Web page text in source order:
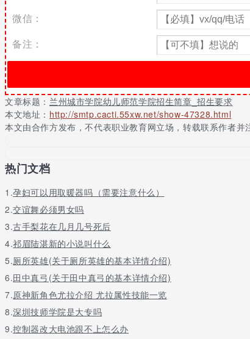
兰州城市学院幼儿师范学院师资力量
兰州城市学院幼师学院现有学生1000人，专任教师43人。其
学效果优良，先后获得“全国三八红旗集体”、“甘肃省巾帼文
兰州城市学院幼儿师范学院实训设备
兰州城市学院幼儿师范学院为了大力发展学前教育，2019年
学术报告厅、计算机教室、幼儿心理学实验室、语音教室、
兰州城市学院幼儿师范学院2019招生简章_招生要求？想必阅
微信：
备注：
文章标题： 兰州城市学院幼儿师范学院招生简章_招生要求
本文地址： http://smtp.cacti.55xw.net/show-47328.html
本文由合作方发布，不代表职业教育网立场，转载联系作者并
热门文档
1.孕妇可以用取暖器吗（需要注意什么）
2.交谊舞必须男女吗
3.古手梨花在几月几号死后
4.祁眉陆湛新的小说叫什么
5.厕所英雄(关于厕所英雄的基本详情介绍)
6.田中真弓(关于田中真弓的基本详情介绍)
7.原神新角色尤拉介绍 尤拉属性技能一览
8.深圳技师学院是大专吗
9.控制器改大电池跟不上怎么办